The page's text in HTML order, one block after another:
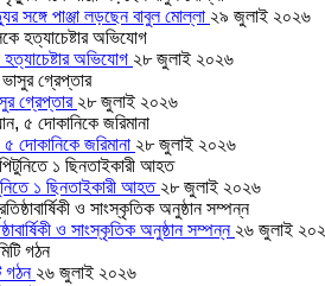
সঙ্গে পাঞ্জা লড়ছেন বাবুল মোল্লা ২৯ জুলাই ২০২৬
অভিযোগ ২৮ জুলাই ২০২৬
গ্রেপ্তার ২৮ জুলাই ২০২৬
দোকানিকে জরিমানা ২৮ জুলাই ২০২৬
১ ছিনতাইকারী আহত ২৮ জুলাই ২০২৬
ও সাংস্কৃতিক অনুষ্ঠান সম্পন্ন ২৬ জুলাই
গঠন ২৬ জুলাই ২০২৬